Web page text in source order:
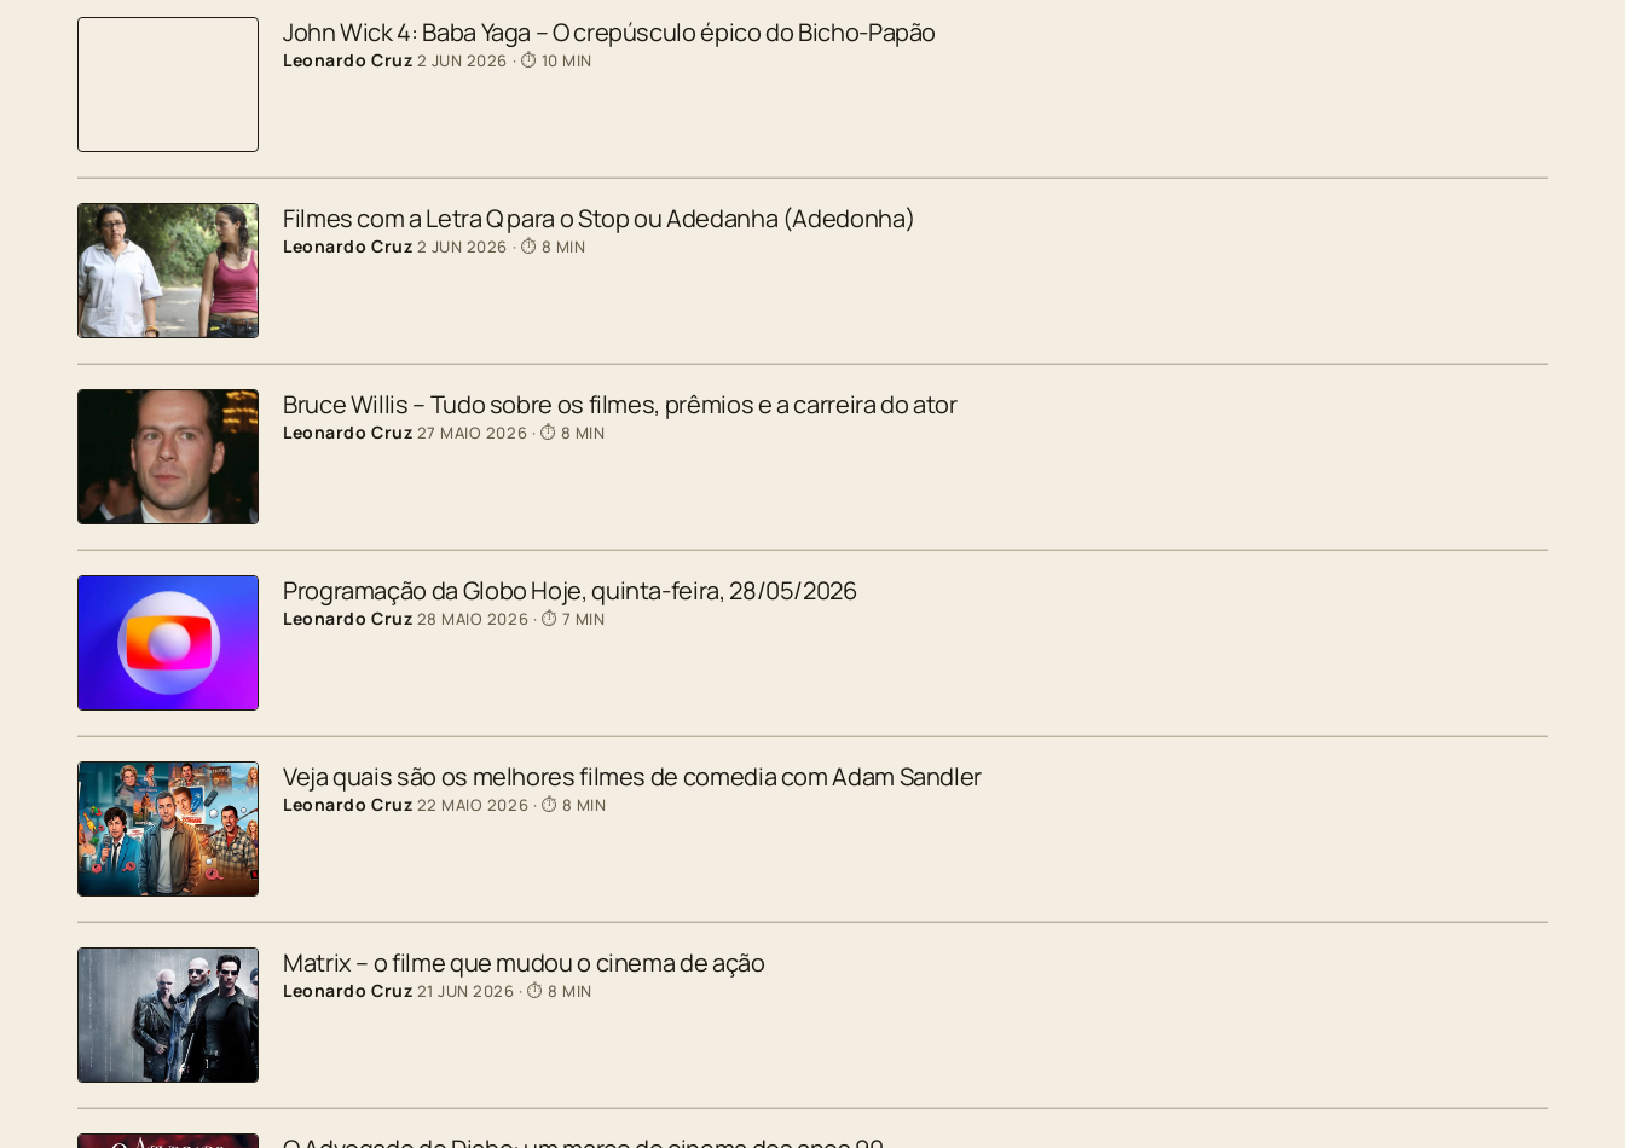
John Wick 4: Baba Yaga – O crepúsculo épico do Bicho-Papão
Leonardo Cruz 2 JUN 2026 · ⏱ 10 MIN
Filmes com a Letra Q para o Stop ou Adedanha (Adedonha)
Leonardo Cruz 2 JUN 2026 · ⏱ 8 MIN
Bruce Willis – Tudo sobre os filmes, prêmios e a carreira do ator
Leonardo Cruz 27 MAIO 2026 · ⏱ 8 MIN
Programação da Globo Hoje, quinta-feira, 28/05/2026
Leonardo Cruz 28 MAIO 2026 · ⏱ 7 MIN
Veja quais são os melhores filmes de comedia com Adam Sandler
Leonardo Cruz 22 MAIO 2026 · ⏱ 8 MIN
Matrix – o filme que mudou o cinema de ação
Leonardo Cruz 21 JUN 2026 · ⏱ 8 MIN